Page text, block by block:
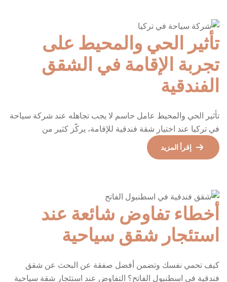
تأثير الحي والمحيط على
تجربة الإقامة في الشقق
الفندقية
تأثير الحي والمحيط عامل حاسم لا يجب تجاهله عند شركة سياحة
في تركيا عند اختيار شقة فندقية للإقامة، يركّز كثير من
المسافرين على المساحة، السعر، أو مستوى التجهيز الداخلي،
لكن هناك عاملًا لا يقل أهمية عن كل ما سبق، وغالبًا ما يتم تجاهله:
إقرأ المزيد
أخطاء تفاوض شائعة عند
استئجار شقق سياحية
كيف تحمي نفسك وتضمن أفضل صفقة عن البحث عن شقق
فندقية في اسطنبول الفاتح؟ التفاوض عند استئجار شقة سياحية